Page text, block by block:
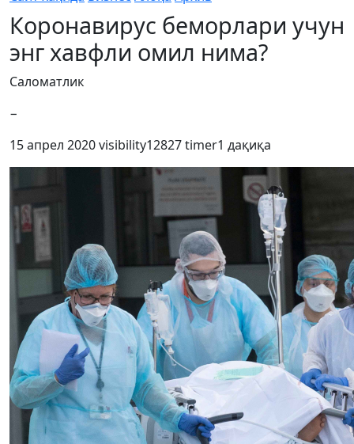
Коронавирус беморлари учун
энг хавфли омил нима?
Саломатлик
−
15 апрел 2020visibility12827timer1 дақиқа